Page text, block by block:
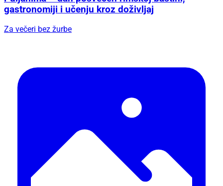
gastronomiji i učenju kroz doživljaj
Za večeri bez žurbe